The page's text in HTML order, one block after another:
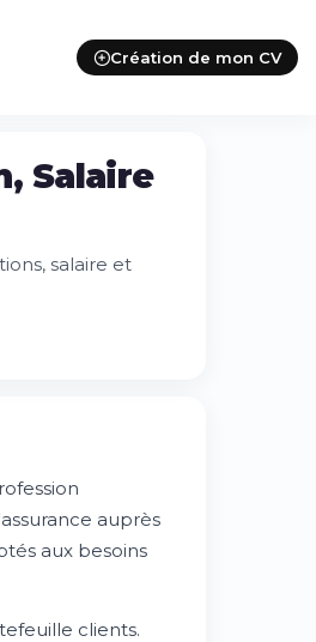
Création de mon CV
Salaire
salaire et
auprès
aux besoins
clients.